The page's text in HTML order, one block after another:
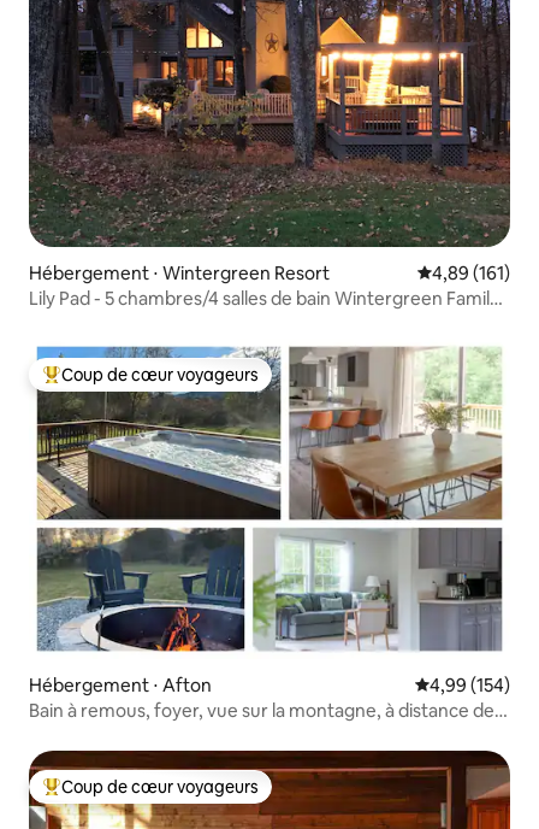
Hébergement ⋅ Wintergreen Resort Évaluation
4,89 (161)
Lily Pad - 5 chambres/4 salles de bain Wintergreen Family
Coups de cœur voyageurs les plus appréciés
Coup de cœur voyageurs
Hébergement ⋅ Afton Évaluation
4,99 (154)
Bain à remous, foyer, vue sur la montagne, à distance de
Coups de cœur voyageurs les plus appréciés
Coup de cœur voyageurs